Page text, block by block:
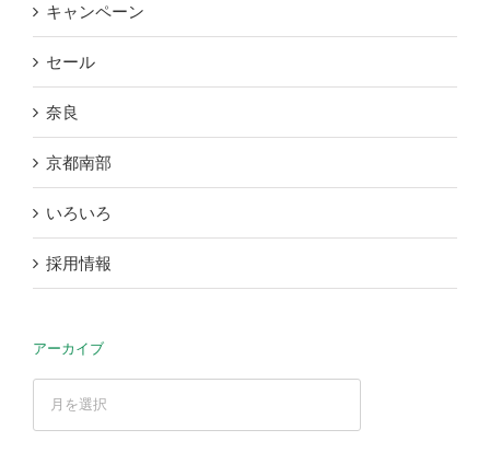
キャンペーン
セール
奈良
京都南部
いろいろ
採用情報
アーカイブ